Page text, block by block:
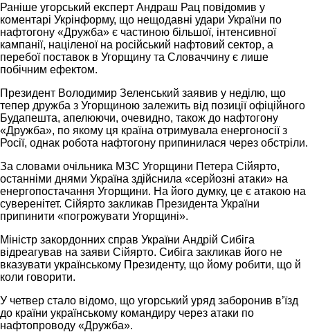
Раніше угорський експерт Андраш Рац повідомив у
коментарі Укрінформу, що нещодавні удари України по
нафтогону «Дружба» є частиною більшої, інтенсивної
кампанії, націленої на російський нафтовий сектор, а
перебої поставок в Угорщину та Словаччину є лише
побічним ефектом.
Президент Володимир Зеленський заявив у неділю, що
тепер дружба з Угорщиною залежить від позиції офіційного
Будапешта, апелюючи, очевидно, також до нафтогону
«Дружба», по якому ця країна отримувала енергоносії з
Росії, однак робота нафтогону припинилася через обстріли.
За словами очільника МЗС Угорщини Петера Сійярто,
останніми днями Україна здійснила «серйозні атаки» на
енергопостачання Угорщини. На його думку, це є атакою на
суверенітет. Сійярто закликав Президента України
припинити «погрожувати Угорщині».
Міністр закордонних справ України Андрій Сибіга
відреагував на заяви Сійярто. Сибіга закликав його не
вказувати українському Президенту, що йому робити, що й
коли говорити.
У четвер стало відомо, що угорський уряд заборонив в’їзд
до країни українському командиру через атаки по
нафтопроводу «Дружба».